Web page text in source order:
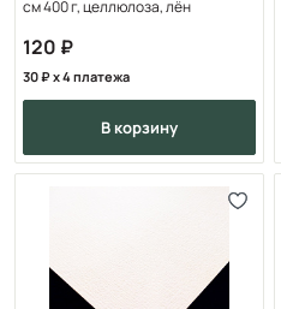
см 400 г, целлюлоза, лён
120
30 x 4 платежа
в корзину